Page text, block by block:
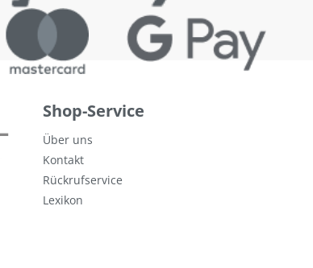
Shop-Service
Über uns
Kontakt
Rückrufservice
Lexikon